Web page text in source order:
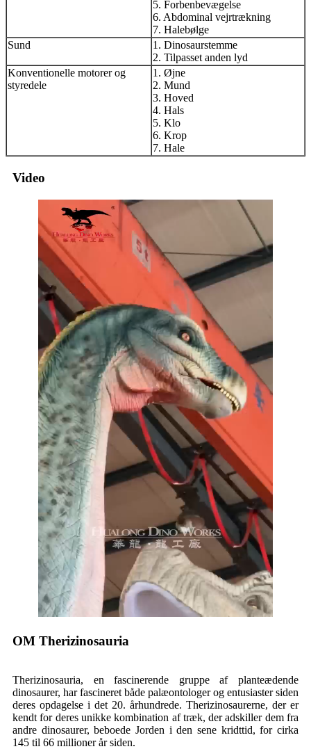
5. Forbenbevægelse
6. Abdominal vejrtrækning
7. Halebølge
Sund
1. Dinosaurstemme
2. Tilpasset anden lyd
Konventionelle motorer og
styredele
1. Øjne
2. Mund
3. Hoved
4. Hals
5. Klo
6. Krop
7. Hale
Video
OM Therizinosauria
Therizinosauria, en fascinerende gruppe af planteædende
dinosaurer, har fascineret både palæontologer og entusiaster siden
deres opdagelse i det 20. århundrede. Therizinosaurerne, der er
kendt for deres unikke kombination af træk, der adskiller dem fra
andre dinosaurer, beboede Jorden i den sene kridttid, for cirka
145 til 66 millioner år siden.